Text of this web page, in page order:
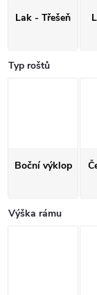
Lak - Třešeň
Typ roštů
Boční výklop
Výška rámu